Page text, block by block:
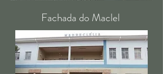
Fachada do Maclel